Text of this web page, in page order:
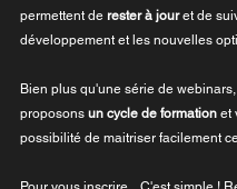
permettent de rester à jour et de
développement et les nouvelles
Bien plus qu'une série de
proposons un cycle de formation et
possibilité de maitriser facilement